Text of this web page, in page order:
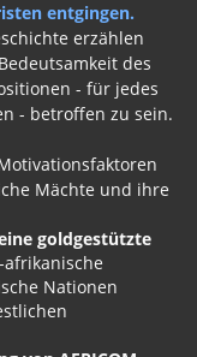
entgingen.
erzählen
des
- für jedes
- betroffen zu sein.
Mächte und ihre
goldgestützte
Nationen